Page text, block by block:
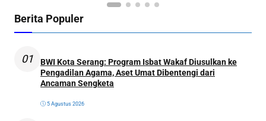
Berita Populer
01
BWI Kota Serang: Program Isbat Wakaf Diusulkan ke
Pengadilan Agama, Aset Umat Dibentengi dari
Ancaman Sengketa
5 Agustus 2026